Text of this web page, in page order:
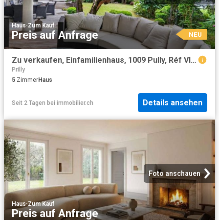
Haus·Zum Kauf
Preis auf Anfrage NEU
Zu verkaufen, Einfamilienhaus, 1009 Pully, Réf VI0183
Prilly
5 ZimmerHaus
Seit 2 Tagen bei immobilier.ch Details ansehen
Foto anschauen
Haus·Zum Kauf
Preis auf Anfrage